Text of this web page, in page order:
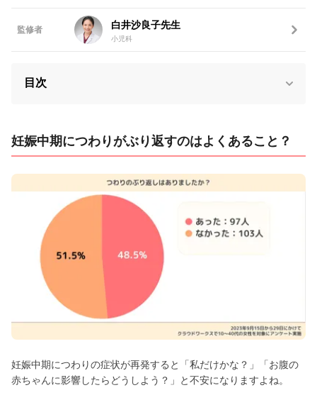
監修者 白井沙良子先生
小児科
目次
妊娠中期につわりがぶり返すのはよくあること？
妊娠中期につわりの症状が再発すると「私だけかな？」「お腹の
赤ちゃんに影響したらどうしよう？」と不安になりますよね。